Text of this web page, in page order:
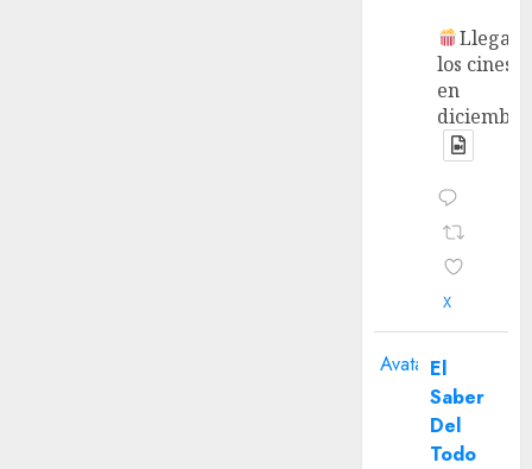
Llega a
los cines
en
X
Avatar El
Saber
Del
Todo